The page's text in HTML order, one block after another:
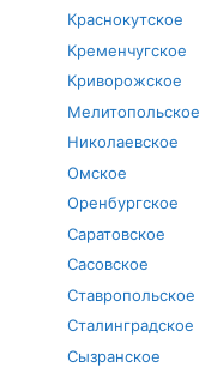
Краснокутское
Кременчугское
Криворожское
Мелитопольское
Николаевское
Омское
Оренбургское
Саратовское
Сасовское
Ставропольское
Сталинградское
Сызранское